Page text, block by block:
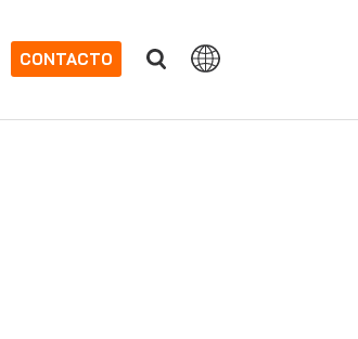
CONTACTO